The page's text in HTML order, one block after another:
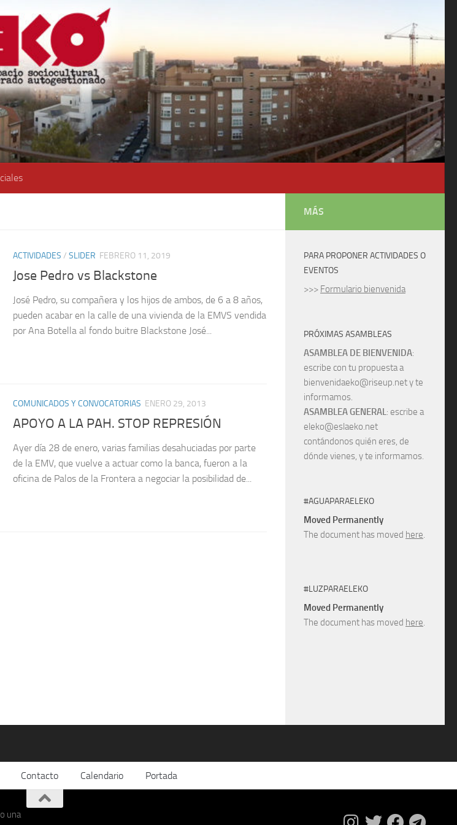
ACTIVIDADES / SLIDER FEBRERO 11, 2019
Jose Pedro vs Blackstone
José Pedro, su compañera y los hijos de ambos, de 6 a 8 años,
pueden acabar en la calle de una vivienda de la EMVS vendida
por Ana Botella al fondo buitre Blackstone José...
COMUNICADOS Y CONVOCATORIAS ENERO 29, 2013
APOYO A LA PAH. STOP REPRESIÓN
Ayer día 28 de enero, varias familias desahuciadas por parte
de la EMV, que vuelve a actuar como la banca, fueron a la
oficina de Palos de la Frontera a negociar la posibilidad de...
MÁS
PARA PROPONER ACTIVIDADES O
EVENTOS
>>> Formulario bienvenida
PRÓXIMAS ASAMBLEAS
ASAMBLEA DE BIENVENIDA:
escribe con tu propuesta a
bienvenidaeko@riseup.net y te
informamos.
ASAMBLEA GENERAL: escribe a
eleko@eslaeko.net
contándonos quién eres, de
dónde vienes, y te informamos.
#AGUAPARAELEKO
Moved Permanently
The document has moved here.
#LUZPARAELEKO
Moved Permanently
The document has moved here.
Contacto Calendario Portada
una